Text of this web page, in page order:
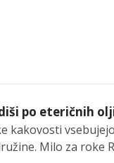
po eteričnih
kakovosti
Milo za roke